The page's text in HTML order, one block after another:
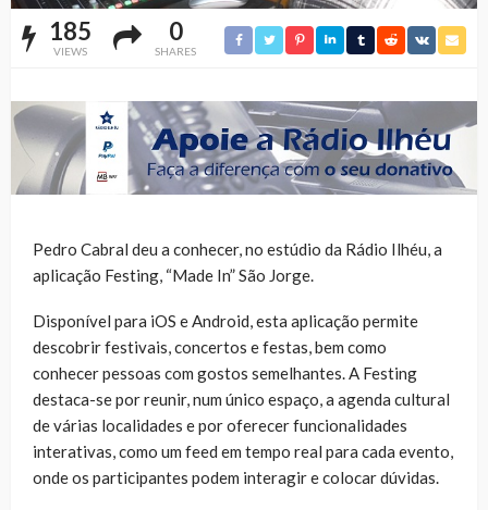
185
VIEWS
0
SHARES
Pedro Cabral deu a conhecer, no estúdio da Rádio Ilhéu, a
aplicação Festing, “Made In” São Jorge.
Disponível para iOS e Android, esta aplicação permite
descobrir festivais, concertos e festas, bem como
conhecer pessoas com gostos semelhantes. A Festing
destaca-se por reunir, num único espaço, a agenda cultural
de várias localidades e por oferecer funcionalidades
interativas, como um feed em tempo real para cada evento,
onde os participantes podem interagir e colocar dúvidas.